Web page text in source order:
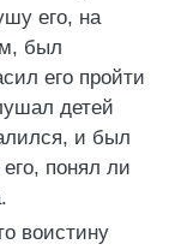
его, на
был
его пройти
детей
и был
понял ли
воистину